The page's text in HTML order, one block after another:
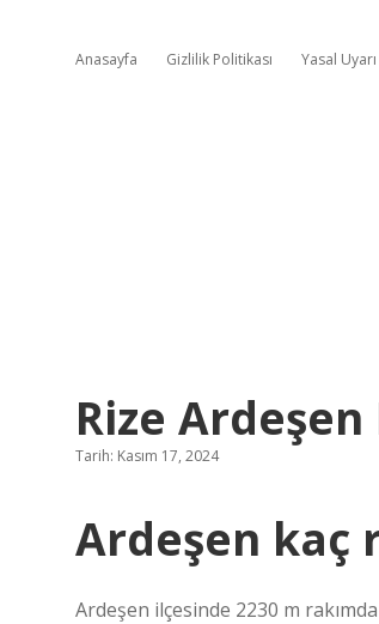
Anasayfa Gizlilik Politikası Yasal Uyarı
Rize Ardeşen
Tarih: Kasım 17, 2024
Ardeşen kaç
Ardeşen ilçesinde 2230 m